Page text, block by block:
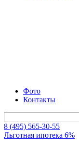
Фото
Контакты
8 (495) 565-30-55
Льготная ипотека 6%